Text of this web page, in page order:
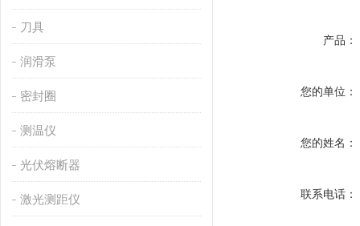
刀具
润滑泵
密封圈
测温仪
光伏熔断器
激光测距仪
产品：
您的单位：
您的姓名：
联系电话：